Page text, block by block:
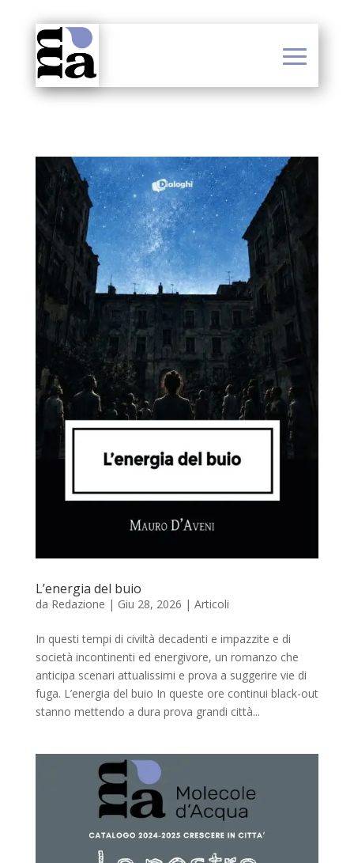
L’energia del buio
da Redazione | Giu 28, 2026 | Articoli
In questi tempi di civiltà decadenti e impazzite e di
società incontinenti ed energivore, un romanzo che
anticipa scenari attualissimi e prova a suggerire vie di
fuga. L’energia del buio In queste ore continui black-out
stanno mettendo a dura prova grandi città...